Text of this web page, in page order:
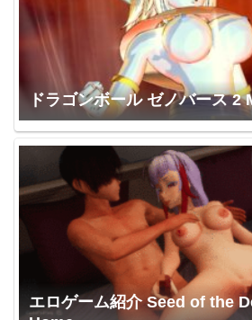
ドラゴンボール ゼノバース 2
エロゲーム紹介 Seed of the